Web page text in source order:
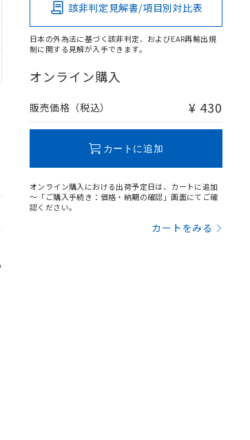
該非判定見解書/項目別対比表
日本の外為法に基づく該非判定、およびEAR再輸出規
制に関する見解が入手できます。
オンライン購入
販売価格（税込） ¥ 430
カートに追加
オンライン購入における出荷予定日は、カートに追加
～「ご購入手続き：価格・納期の確認」画面にてご確
認ください。
カートをみる